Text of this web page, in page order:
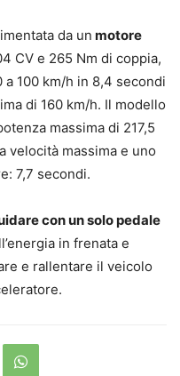
da un motore
CV e 265 Nm di coppia,
100 km/h in 8,4 secondi
di 160 km/h. Il modello
massima di 217,5
velocità massima e uno
7,7 secondi.
con un solo pedale
in frenata e
e rallentare il veicolo